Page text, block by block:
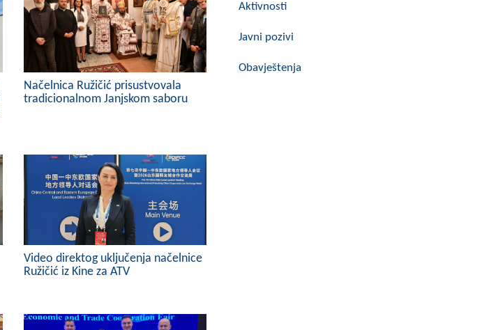
Načelnica Ružičić prisustvovala
tradicionalnom Janjskom saboru
Video direktog uključenja načelnice
Ružičić iz Kine za ATV
Aktivnosti
Javni pozivi
Obavještenja